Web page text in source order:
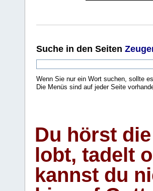
Suche in den Seiten
Wenn Sie nur ein Wort suchen, sollte
Die Menüs sind auf jeder Seite
Du hörst
lobt, tadelt
kannst du